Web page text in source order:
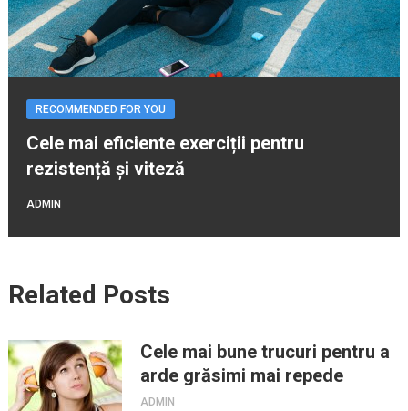
RECOMMENDED FOR YOU
Cele mai eficiente exerciții pentru
rezistență și viteză
ADMIN
Related Posts
Cele mai bune trucuri pentru a
arde grăsimi mai repede
ADMIN